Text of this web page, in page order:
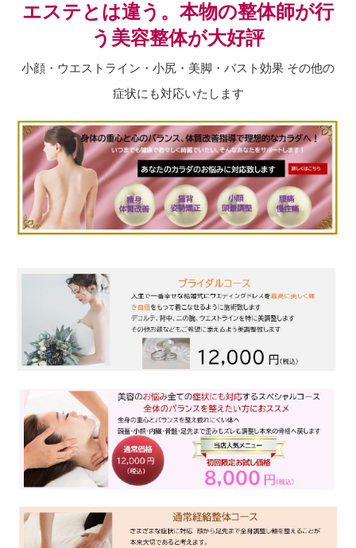
エステとは違う。本物の整体師が行
う美容整体が大好評
小顔・ウエストライン・小尻・美脚・バスト効果 その他の
症状にも対応いたします